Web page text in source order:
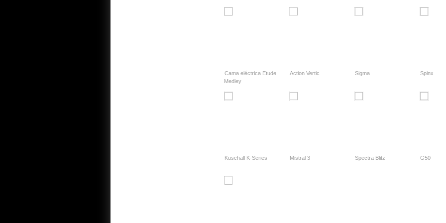
Cama eléctrica Etude
Medley
Action Vertic Sigma Spinx
Kuschall K-Series Mistral 3 Spectra Blitz G50